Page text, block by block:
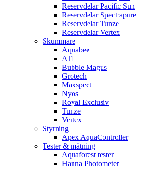
Reservdelar Pacific Sun
Reservdelar Spectrapure
Reservdelar Tunze
Reservdelar Vertex
Skummare
Aquabee
ATI
Bubble Magus
Grotech
Maxspect
Nyos
Royal Exclusiv
Tunze
Vertex
Styrning
Apex AquaController
Tester & mätning
Aquaforest tester
Hanna Photometer